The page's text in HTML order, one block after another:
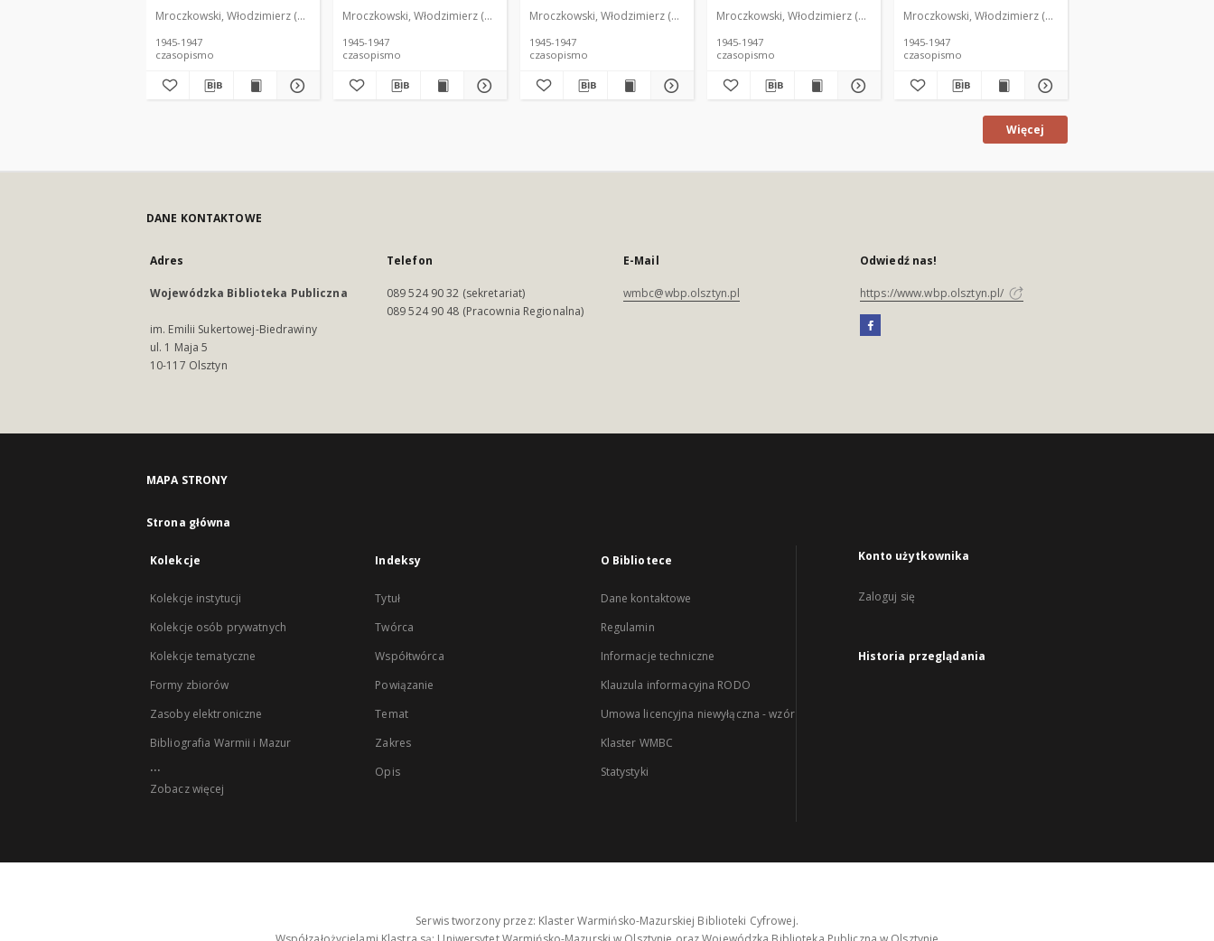
Mroczkowski, Włodzimierz (1902-1971). Redaktor
1945-1947
czasopismo
Mroczkowski, Włodzimierz (1902-1971). Redaktor
1945-1947
czasopismo
Mroczkowski, Włodzimierz (1902-1971). Redaktor
1945-1947
czasopismo
Mroczkowski, Włodzimierz (1902-1971). Redaktor
1945-1947
czasopismo
Mroczkowski, Włodzimierz (1902-1971). Redaktor
1945-1947
czasopismo
Więcej
DANE KONTAKTOWE
Adres
Wojewódzka Biblioteka Publiczna
im. Emilii Sukertowej-Biedrawiny
ul. 1 Maja 5
10-117 Olsztyn
Telefon
089 524 90 32 (sekretariat)
089 524 90 48 (Pracownia Regionalna)
E-Mail
wmbc@wbp.olsztyn.pl
Odwiedź nas!
https://www.wbp.olsztyn.pl/
MAPA STRONY
Strona główna
Kolekcje
Kolekcje instytucji
Kolekcje osób prywatnych
Kolekcje tematyczne
Formy zbiorów
Zasoby elektroniczne
Bibliografia Warmii i Mazur
...
Zobacz więcej
Indeksy
Tytuł
Twórca
Współtwórca
Powiązanie
Temat
Zakres
Opis
O Bibliotece
Dane kontaktowe
Regulamin
Informacje techniczne
Klauzula informacyjna RODO
Umowa licencyjna niewyłączna - wzór
Klaster WMBC
Statystyki
Konto użytkownika
Zaloguj się
Historia przeglądania
Serwis tworzony przez: Klaster Warmińsko-Mazurskiej Biblioteki Cyfrowej.